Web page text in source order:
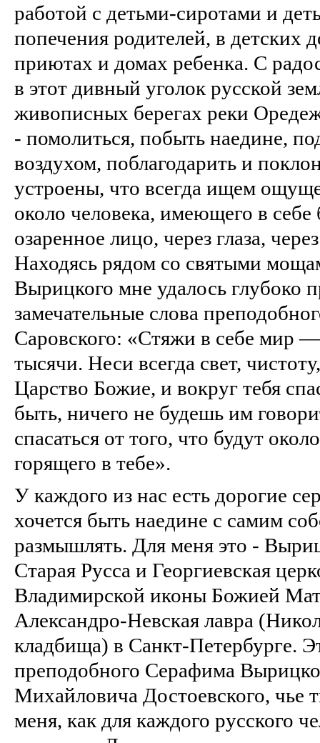
работой с детьми-сиротами и
попечения родителей, в детских
приютах и домах ребенка. С
в этот дивный уголок русской
живописных берегах реки
- помолиться, побыть наедине,
воздухом, поблагодарить и
устроены, что всегда ищем
около человека, имеющего в себе
озаренное лицо, через глаза,
Находясь рядом со святыми
Вырицкого мне удалось глубоко
замечательные слова
Саровского: «Стяжи в себе мир —
тысячи. Неси всегда свет,
Царство Божие, и вокруг тебя
быть, ничего не будешь им
спасаться от того, что будут
горящего в тебе».
У каждого из нас есть дорогие
хочется быть наедине с самим
размышлять. Для меня это -
Старая Русса и Георгиевская
Владимирской иконы Божией
Александро-Невская лавра
кладбища) в Санкт-Петербурге.
преподобного Серафима
Михайловича Достоевского, чье
меня, как для каждого русского